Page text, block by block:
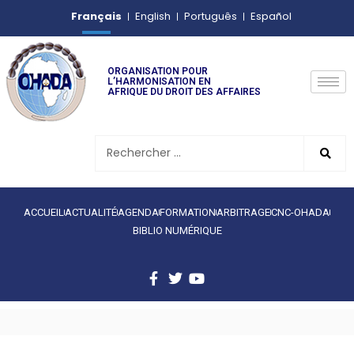
Français English Português Español
ORGANISATION POUR
L’HARMONISATION EN
AFRIQUE DU DROIT DES AFFAIRES
ACCUEIL ACTUALITÉAGENDAFORMATION ARBITRAGECNC-OHADA
BIBLIO NUMÉRIQUE